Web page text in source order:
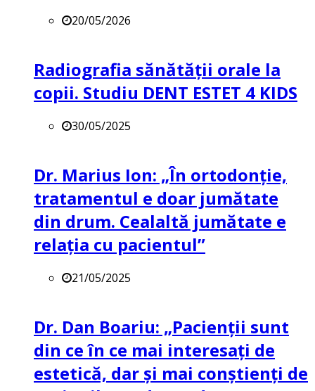
20/05/2026
Radiografia sănătății orale la
copii. Studiu DENT ESTET 4 KIDS
30/05/2025
Dr. Marius Ion: „În ortodonție,
tratamentul e doar jumătate
din drum. Cealaltă jumătate e
relația cu pacientul”
21/05/2025
Dr. Dan Boariu: „Pacienții sunt
din ce în ce mai interesați de
estetică, dar și mai conștienți de